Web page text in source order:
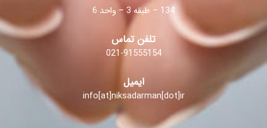
134 – طبقه 3 – واحد 6
تلفن تماس
021-91555154
ایمیل
info[at]niksadarman[dot]ir